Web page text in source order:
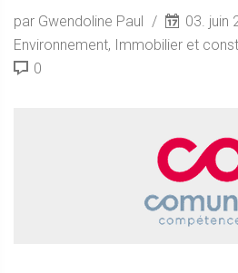
par Gwendoline Paul 03. juin
Environnement, Immobilier et
0